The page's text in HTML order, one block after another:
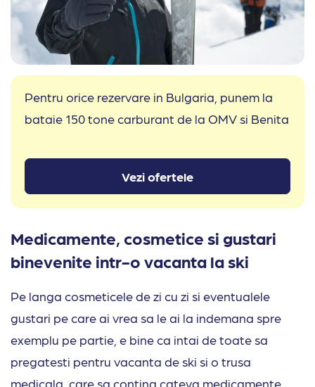
Pentru orice rezervare in Bulgaria, punem la
bataie 150 tone carburant de la OMV si Benita
Vezi ofertele
Medicamente, cosmetice si gustari
binevenite intr-o vacanta la ski
Pe langa cosmeticele de zi cu zi si eventualele
gustari pe care ai vrea sa le ai la indemana spre
exemplu pe partie, e bine ca intai de toate sa
pregatesti pentru vacanta de ski si o trusa
medicala, care sa contina cateva medicamente